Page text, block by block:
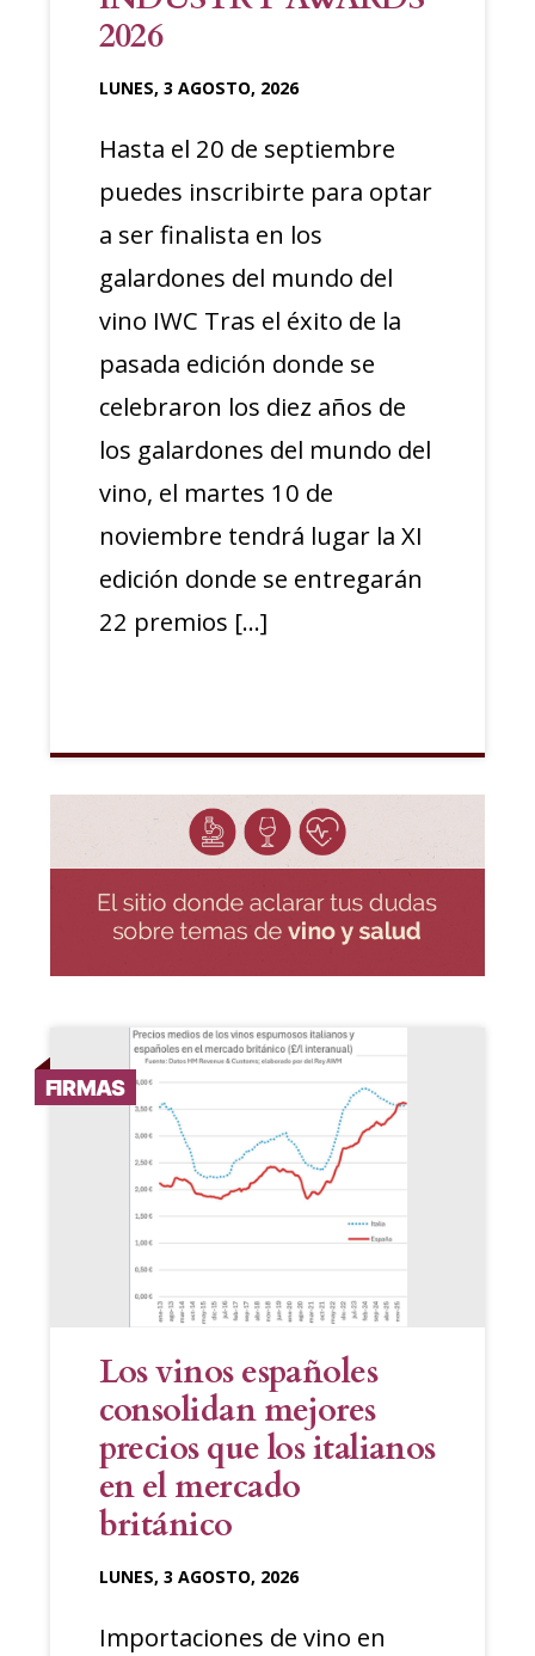
2026
LUNES, 3 AGOSTO, 2026
Hasta el 20 de septiembre
puedes inscribirte para optar
a ser finalista en los
galardones del mundo del
vino IWC Tras el éxito de la
pasada edición donde se
celebraron los diez años de
los galardones del mundo del
vino, el martes 10 de
noviembre tendrá lugar la XI
edición donde se entregarán
22 premios […]
FIRMAS
Los vinos españoles
consolidan mejores
precios que los italianos
en el mercado
británico
LUNES, 3 AGOSTO, 2026
Importaciones de vino en